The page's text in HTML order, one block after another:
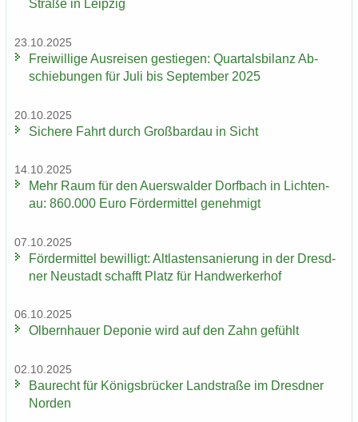
Stra­ße in Leip­zig
23.10.2025
Frei­wil­li­ge Aus­rei­sen ge­stie­gen: Quar­tals­bi­lanz Ab­
schie­bun­gen für Juli bis Sep­tem­ber 2025
20.10.2025
Si­che­re Fahrt durch Groß­bardau in Sicht
14.10.2025
Mehr Raum für den Au­ers­wal­der Dorf­bach in Lich­ten­
au: 860.000 Euro För­der­mit­tel ge­neh­migt
07.10.2025
För­der­mit­tel be­wil­ligt: Alt­las­ten­sa­nie­rung in der Dresd­
ner Neu­stadt schafft Platz für Hand­wer­ker­hof
06.10.2025
Ol­bern­hau­er De­po­nie wird auf den Zahn ge­fühlt
02.10.2025
Bau­recht für Kö­nigs­brü­cker Land­stra­ße im Dresd­ner
Nor­den